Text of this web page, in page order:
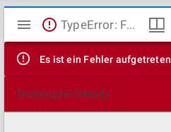
Mirador
Viewer
TypeError: Failed to fetch
Es ist ein Fehler aufgetreten
Technische Details